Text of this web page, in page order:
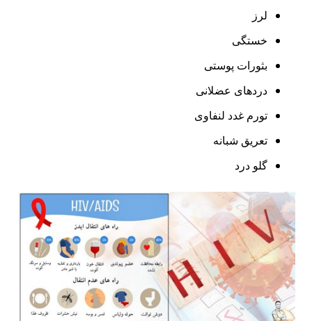
لرز
خستگی
بثورات پوستی
دردهای عضلانی
تورم غدد لنفاوی
تعریق شبانه
گلو درد